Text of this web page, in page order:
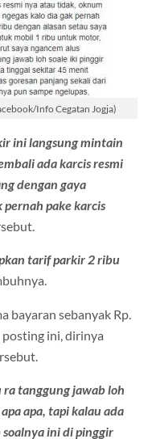
Info Cegatan Jogja)
ini langsung mintain
ada karcis resmi
dengan gaya
pernah pake karcis
tarif parkir 2 ribu
bayaran sebanyak Rp.
ini, dirinya
ra tanggung jawab loh
apa, tapi kalau ada
soalnya ini di pinggir